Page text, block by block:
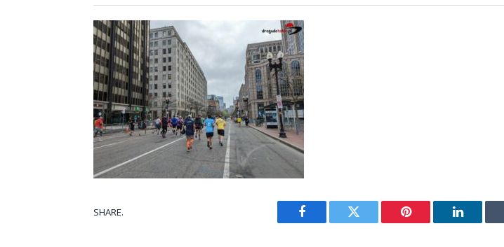
SHARE.
Facebook Twitter Pinterest LinkedIn